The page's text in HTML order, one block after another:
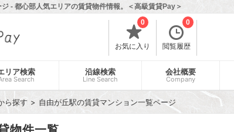
- 都心部人気エリアの賃貸物件情報。＜高級賃貸Pay＞
お気に入り
0
閲覧履歴
0
リア検索
Search
沿線検索
Line Search
会社概要
Company
ら探す 自由が丘駅の賃貸マンション一覧ページ